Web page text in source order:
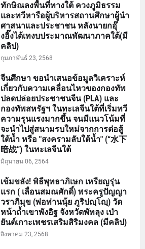
ทักษิณลงพื้นที่ทางใต้ ควงภูมิธรรม
และทวีหารือผู้บริหารสถานศึกษาผู้นำ
ศาสนาและประชาชน หลังนายกอุ๊
งอิ๊งได้เทงบประมาณพัฒนาภาคใต้(มี
คลิป)
กุมภาพันธ์ 23, 2568
จีนศึกษา ขอนำเสนอข้อมูลวิเคราะห์
เกี่ยวกับความเคลื่อนไหวของกองทัพ
ปลดปล่อยประชาชนจีน (PLA) และ
กองทัพสหรัฐฯ ในทะเลจีนใต้ที่เริ่มทวี
ความรุนแรงมากขึ้น จนมีแนวโน้มที่
จะนำไปสู่สนามรบใหม่จากการต่อสู้
ใต้น้ำ หรือ "สงครามลับใต้น้ำ" (“水下
暗战”) ในทะเลจีนใต้
มิถุนายน 06, 2564
เข้มขลัง! พิธีพุทธาภิเษก เหรียญรุ่น
แรก ( เลื่อนสมณศักดิ์) พระครูปัญญา
วราภิมุข (พ่อท่านนุ้ย ภูริปญฺโญฺ) วัด
หน้าถ้ำเขาพังอิฐ จังหวัดพัทลุง เป่า
ยันต์เกาะเพชรเสริมสิริมงคล (มีคลิป)
สิงหาคม 23, 2568